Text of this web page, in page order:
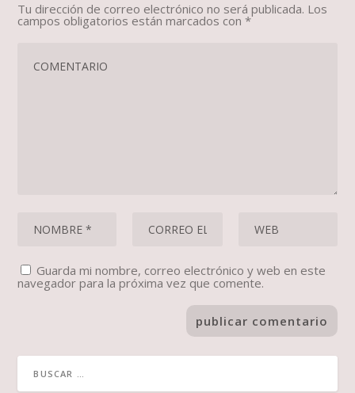
Tu dirección de correo electrónico no será publicada. Los
campos obligatorios están marcados con*
Guarda mi nombre, correo electrónico y web en este
navegador para la próxima vez que comente.